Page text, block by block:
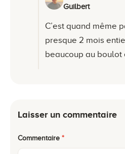
Guilbert
C’est quand même
presque 2 mois
beaucoup au boulot
Laisser un commentaire
Commentaire *